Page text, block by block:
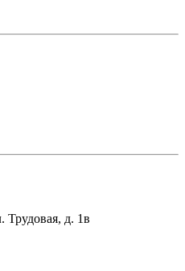
Трудовая, д. 1в